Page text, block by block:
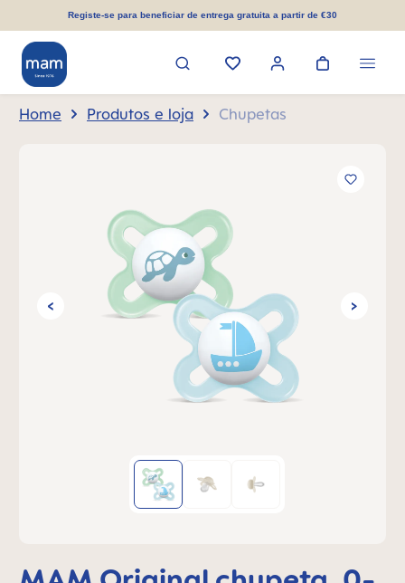
principalRegiste-se para beneficiar de entrega gratuita a partir de €30
Home Produtos e loja Chupetas